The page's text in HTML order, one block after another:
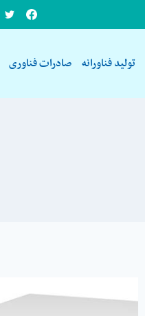
تولید فناورانه صادرات فناوری